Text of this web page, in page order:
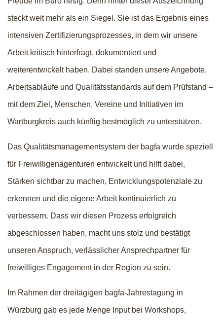
steckt weit mehr als ein Siegel. Sie ist das Ergebnis eines
intensiven Zertifizierungsprozesses, in dem wir unsere
Arbeit kritisch hinterfragt, dokumentiert und
weiterentwickelt haben. Dabei standen unsere Angebote,
Arbeitsabläufe und Qualitätsstandards auf dem Prüfstand –
mit dem Ziel, Menschen, Vereine und Initiativen im
Wartburgkreis auch künftig bestmöglich zu unterstützen.
Das Qualitätsmanagementsystem der bagfa wurde speziell
für Freiwilligenagenturen entwickelt und hilft dabei,
Stärken sichtbar zu machen, Entwicklungspotenziale zu
erkennen und die eigene Arbeit kontinuierlich zu
verbessern. Dass wir diesen Prozess erfolgreich
abgeschlossen haben, macht uns stolz und bestätigt
unseren Anspruch, verlässlicher Ansprechpartner für
freiwilliges Engagement in der Region zu sein.
Im Rahmen der dreitägigen bagfa-Jahrestagung in
Würzburg gab es jede Menge Input bei Workshops,